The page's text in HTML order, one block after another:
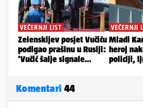
Komentari 44